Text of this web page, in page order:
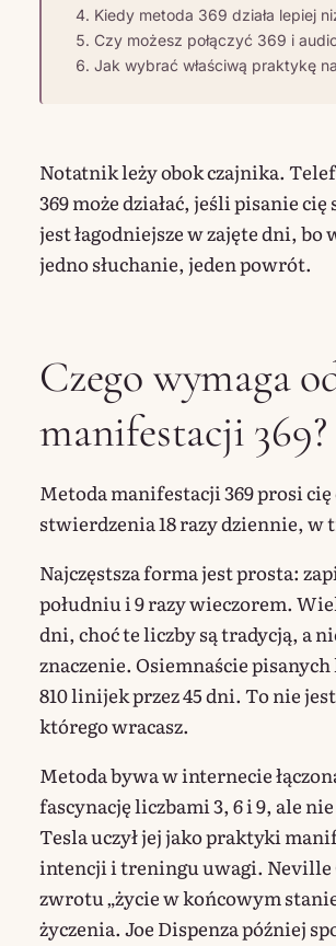
Kiedy metoda 369 działa lepiej
Czy możesz połączyć 369 i
Jak wybrać właściwą praktykę
Notatnik leży obok czajnika.
369 może działać, jeśli pisanie
jest łagodniejsze w zajęte dni,
jedno słuchanie, jeden powrót.
Czego wymaga
manifestacji 369?
Metoda manifestacji 369 prosi
stwierdzenia 18 razy dziennie, w
Najczęstsza forma jest prosta:
południu i 9 razy wieczorem.
dni, choć te liczby są tradycją, a
znaczenie. Osiemnaście
810 linijek przez 45 dni. To nie
którego wracasz.
Metoda bywa w internecie
fascynację liczbami 3, 6 i 9, ale
Tesla uczył jej jako praktyki
intencji i treningu uwagi. Neville
zwrotu „życie w końcowym
życzenia. Joe Dispenza później